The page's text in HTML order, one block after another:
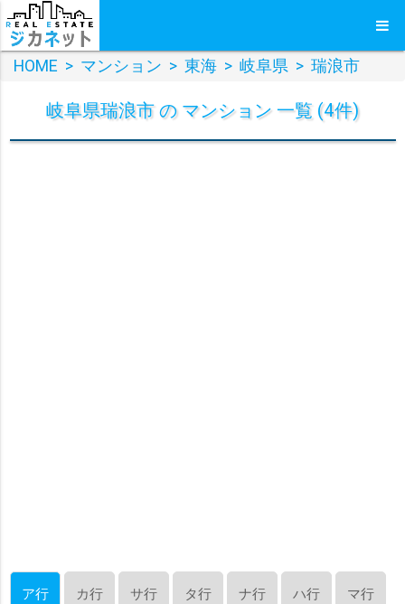
HOME > マンション > 東海 > 岐阜県 > 瑞浪市
岐阜県瑞浪市 の マンション 一覧 (4件)
ア行 カ行 サ行 タ行 ナ行 ハ行 マ行